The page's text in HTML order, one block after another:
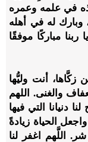
في علمه وعمره
وبارك له في أهله
مباركًا موفقًا
زكَّاها، أنت وليُّها
والغنى. اللهم
دنيانا التي فيها
واجعل الحياة زيادةً
اللَّهم اغفر لنا